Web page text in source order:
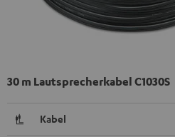
30 m Lautsprecherkabel C1030S
Kabel